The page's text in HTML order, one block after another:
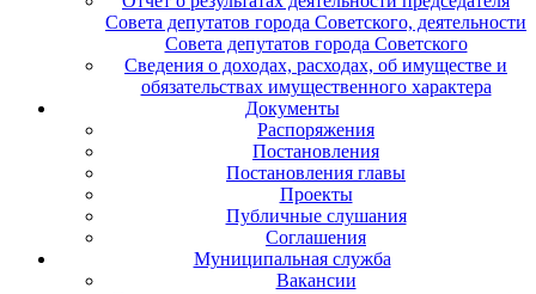
Совета депутатов города Советского, деятельности
Совета депутатов города Советского
Сведения о доходах, расходах, об имуществе и
обязательствах имущественного характера
Документы
Распоряжения
Постановления
Постановления главы
Проекты
Публичные слушания
Соглашения
Муниципальная служба
Вакансии